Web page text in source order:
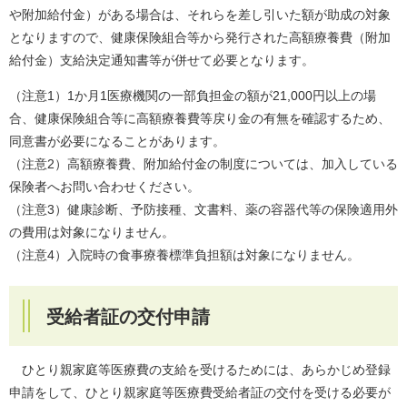
や附加給付金）がある場合は、それらを差し引いた額が助成の対象
となりますので、健康保険組合等から発行された高額療養費（附加
給付金）支給決定通知書等が併せて必要となります。
（注意1）1か月1医療機関の一部負担金の額が21,000円以上の場
合、健康保険組合等に高額療養費等戻り金の有無を確認するため、
同意書が必要になることがあります。
（注意2）高額療養費、附加給付金の制度については、加入している
保険者へお問い合わせください。
（注意3）健康診断、予防接種、文書料、薬の容器代等の保険適用外
の費用は対象になりません。
（注意4）入院時の食事療養標準負担額は対象になりません。
受給者証の交付申請
ひとり親家庭等医療費の支給を受けるためには、あらかじめ登録
申請をして、ひとり親家庭等医療費受給者証の交付を受ける必要が